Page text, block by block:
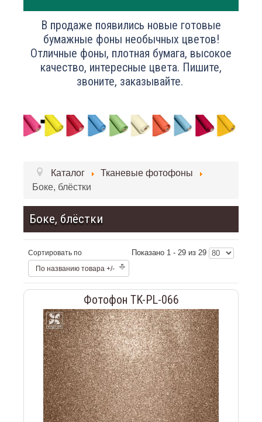
В продаже появились новые готовые
бумажные фоны необычных цветов!
Отличные фоны, плотная бумага, высокое
качество, интересные цвета. Пишите,
звоните, заказывайте.
Каталог
Тканевые фотофоны
Боке, блёстки
Боке, блёстки
Сортировать по
По названию товара +/-
Показано 1 - 29 из 29
Фотофон TK-PL-066